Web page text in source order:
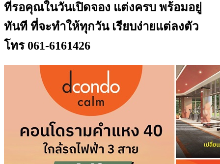
ที่รอคุณในวันเปิดจอง แต่งครบ พร้อมอยู่
ทันที ที่จะทำให้ทุกวัน เรียบง่ายแต่ลงตัว
โทร 061-6161426